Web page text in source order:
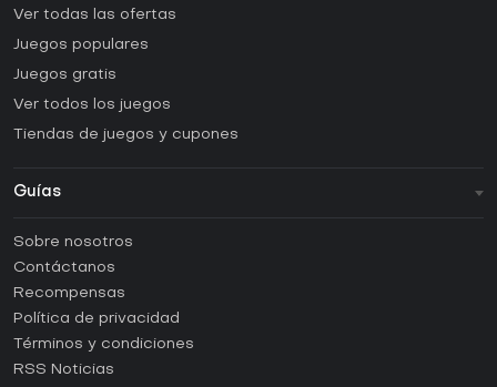
Ver todas las ofertas
Juegos populares
Juegos gratis
Ver todos los juegos
Tiendas de juegos y cupones
Guías
Guías y tutoriales
¿Cómo activar una CD Key de Steam?
¿Cómo activar una CD Key de Epic Games?
¿Cómo activar una CD Key de GOG?
¿Cómo activar una CD Key de Ubisoft Connect?
Sobre nosotros
Contáctanos
Recompensas
Política de privacidad
Términos y condiciones
RSS Noticias